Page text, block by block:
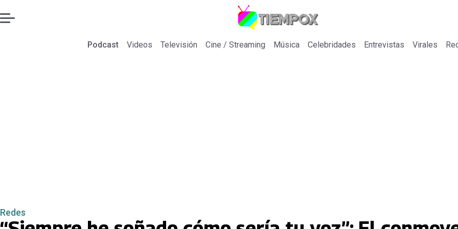
Podcast Videos Televisión Cine / Streaming Música Celebridades Entrevistas Virales
Redes